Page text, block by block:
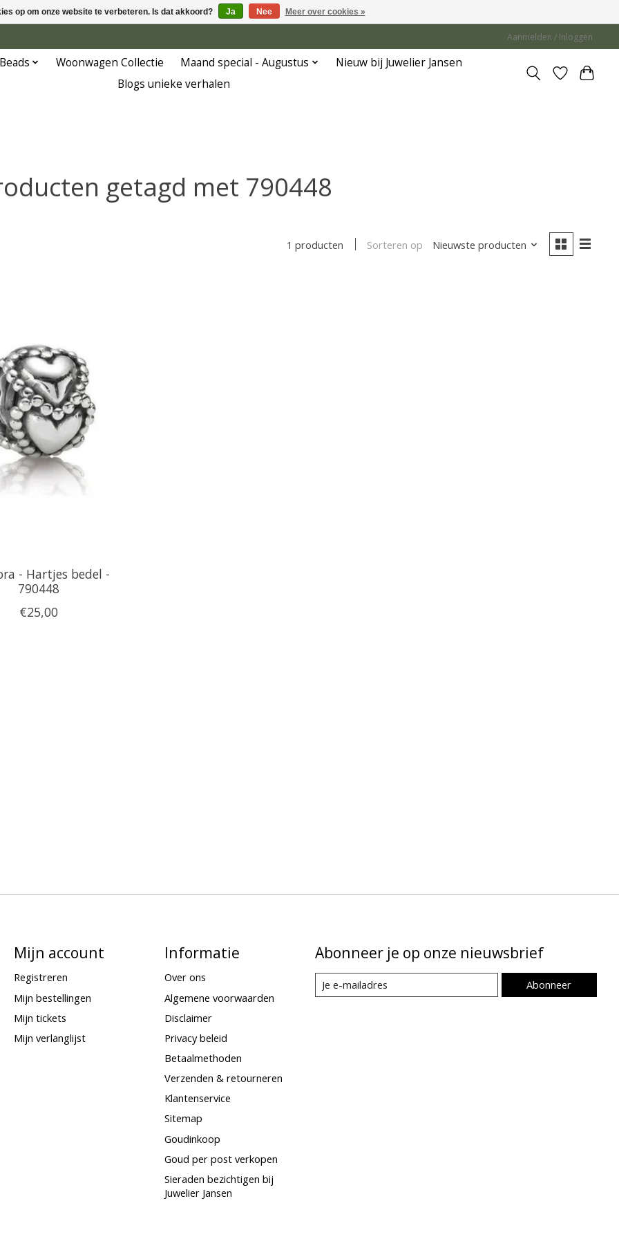
Aanmelden / Inloggen
Woonwagen Collectie Maand special - Augustus
Nieuw bij Juwelier Jansen
Blogs unieke verhalen
getagd met 790448
1 producten Sorteren op Nieuwste producten
- Hartjes bedel -
790448
€25,00
Mijn account
Registreren
Mijn bestellingen
Mijn tickets
Mijn verlanglijst
Informatie
Over ons
Algemene voorwaarden
Disclaimer
Privacy beleid
Betaalmethoden
Verzenden & retourneren
Klantenservice
Sitemap
Goudinkoop
Goud per post verkopen
Sieraden bezichtigen bij
Juwelier Jansen
Abonneer je op onze nieuwsbrief
Abonneer
op om onze website te verbeteren. Is dat akkoord? Ja Nee Meer over cookies »